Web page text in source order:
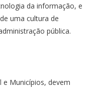
da informação, e
uma cultura de
pública.
e Municípios, devem